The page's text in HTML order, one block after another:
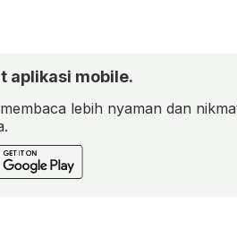
aplikasi mobile.
lebih nyaman dan